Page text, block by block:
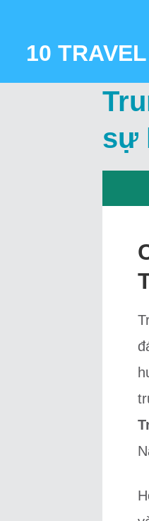
content10 TRAVEL
sự